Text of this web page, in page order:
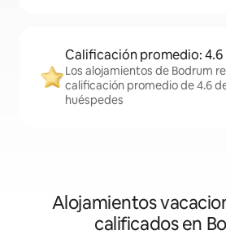
Calificación promedio: 4.6
Los alojamientos de Bodrum
calificación promedio de 4.6
huéspedes
Alojamientos
calificados en